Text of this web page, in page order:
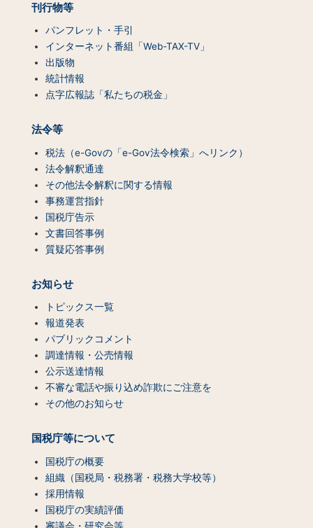
刊行物等
パンフレット・手引
インターネット番組「Web-TAX-TV」
出版物
統計情報
点字広報誌「私たちの税金」
法令等
税法（e-Govの「e-Gov法令検索」へリンク）
法令解釈通達
その他法令解釈に関する情報
事務運営指針
国税庁告示
文書回答事例
質疑応答事例
お知らせ
トピックス一覧
報道発表
パブリックコメント
調達情報・公売情報
公示送達情報
不審な電話や振り込め詐欺にご注意を
その他のお知らせ
国税庁等について
国税庁の概要
組織（国税局・税務署・税務大学校等）
採用情報
国税庁の実績評価
審議会・研究会等